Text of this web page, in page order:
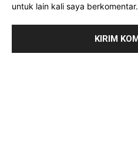
untuk lain kali saya berkomentar.